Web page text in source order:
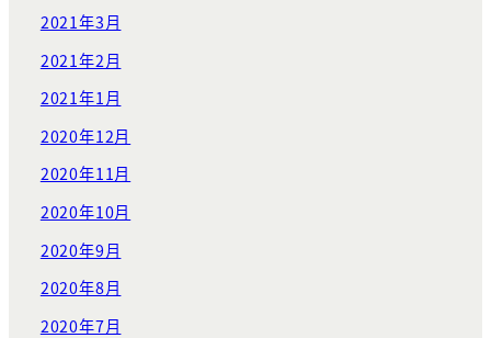
2021年3月
2021年2月
2021年1月
2020年12月
2020年11月
2020年10月
2020年9月
2020年8月
2020年7月